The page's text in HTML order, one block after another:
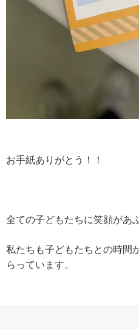
お手紙ありがとう！！
全ての子どもたちに笑顔があ
私たちも子どもたちとの時間
らっています。